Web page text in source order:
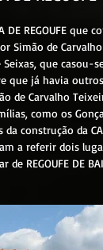
de Carvalho
que casou-
que já havia
de Carvalho
como os
construção da
a referir dois
de REGOUFE DE